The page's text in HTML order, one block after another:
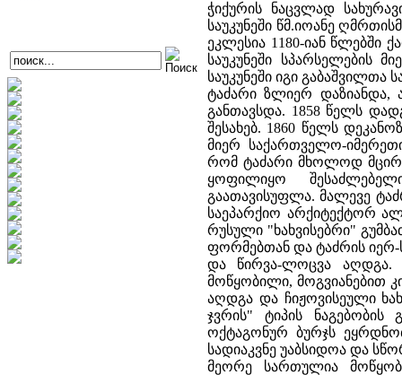
ჭიქურის ნაცვლად
საუკუნეში წმ.იოანე
ეკლესია 1180-იან წლებში
საუკუნეში სპარსელების
საუკუნეში იგი
ტაძარი ზლიერ დაზიანდა,
განთავსდა. 1858 წელს
შესახებ. 1860 წელს
მიერ საქართველო-
რომ ტაძარი მხოლოდ მცირე
ყოფილიყო
გაათავისუფლა. მალევე
საეპარქიო არქიტექტორ
რუსული "ხახვისებრი"
ფორმებთან და ტაძრის
და წირვა-ლოცვა აღდგა.
მოწყობილი, მოგვიანებით
აღდგა და ჩიჟოვისეული
ჯვრის" ტიპის
ოქტაგონურ ბურჯს
სადიაკვნე უაბსიდოა და
მეორე სართულია